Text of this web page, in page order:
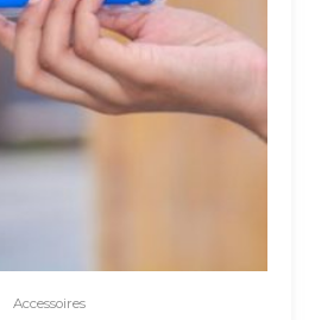
Accessoires